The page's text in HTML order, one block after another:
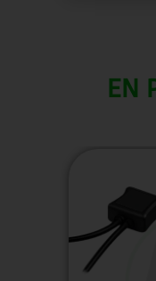
EN